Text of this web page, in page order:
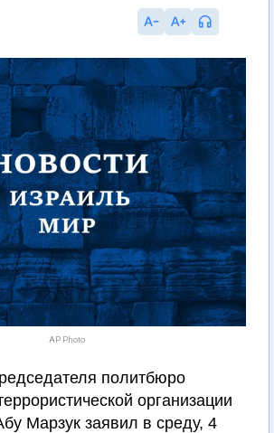
AP Photo
политбюро
организации
Марзук заявил в среду, 4